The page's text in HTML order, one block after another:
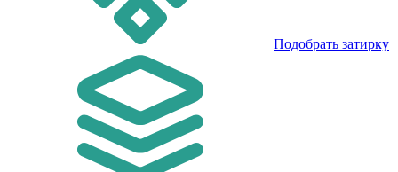
Подобрать затирку